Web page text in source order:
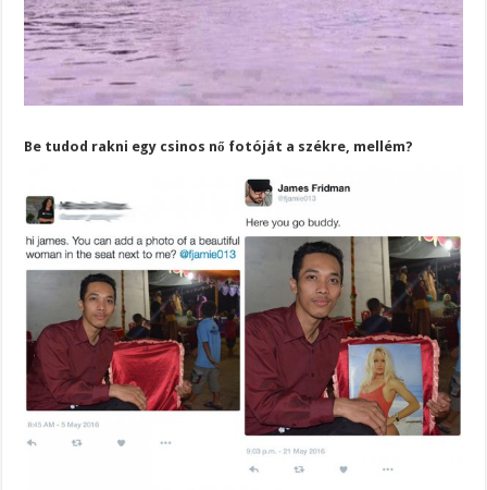
Be tudod rakni egy csinos nő fotóját a székre, mellém?